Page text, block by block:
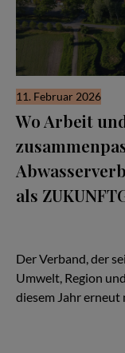
11. Februar 2026
Wo Arbeit
als
Der Verband, der
Umwelt, Region
diesem Jahr erneut